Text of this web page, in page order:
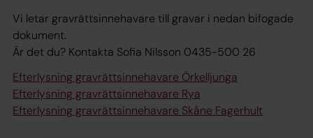
Vi letar gravrättsinnehavare till gravar i nedan bifogade
dokument.
Är det du? Kontakta Sofia Nilsson 0435-500 26
Efterlysning gravrättsinnehavare Örkelljunga
Efterlysning gravrättsinnehavare Rya
Efterlysning gravrättsinnehavare Skåne Fagerhult